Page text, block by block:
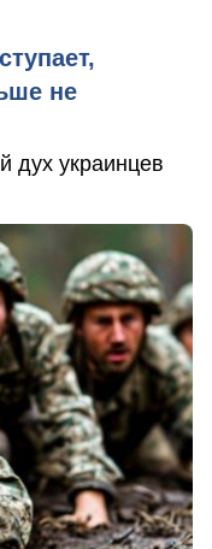
не
дух украинцев